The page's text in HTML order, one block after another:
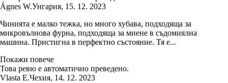
Ágnes W.Унгария, 15. 12. 2023
Чинията е малко тежка, но много хубава, подходяща за
микровълнова фурна, подходяща за миене в съдомиялна
машина. Пристигна в перфектно състояние. Тя е...
Покажи повече
Това ревю е автоматично преведено.
Vlasta E.Чехия, 14. 12. 2023